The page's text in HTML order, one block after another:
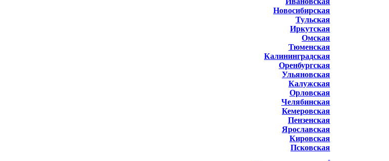
Новосибирская
Тульская
Иркутская
Омская
Тюменская
Калининградская
Оренбургская
Ульяновская
Калужская
Орловская
Челябинская
Кемеровская
Пензенская
Ярославская
Кировская
Псковская